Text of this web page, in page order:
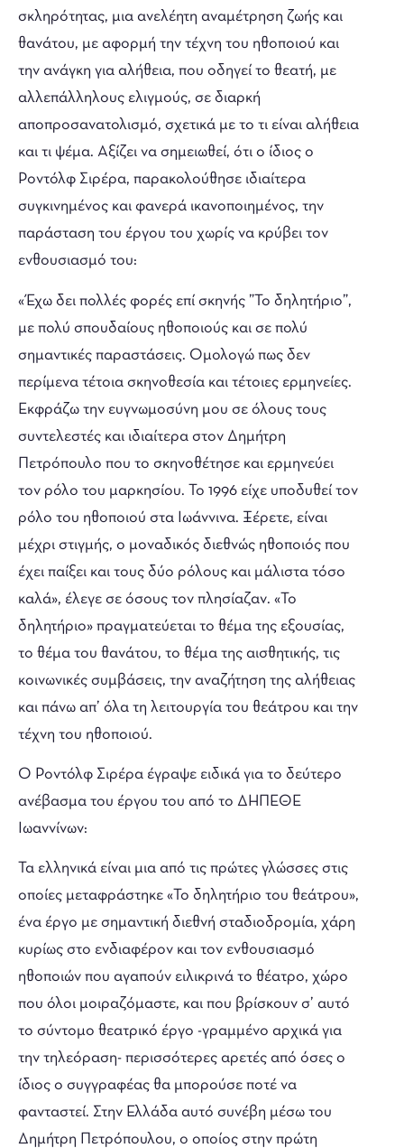
σκληρότητας, μια ανελέητη αναμέτρηση ζωής και
θανάτου, με αφορμή την τέχνη του ηθοποιού και
την ανάγκη για αλήθεια, που οδηγεί το θεατή, με
αλλεπάλληλους ελιγμούς, σε διαρκή
αποπροσανατολισμό, σχετικά με το τι είναι αλήθεια
και τι ψέμα. Αξίζει να σημειωθεί, ότι ο ίδιος ο
Ροντόλφ Σιρέρα, παρακολούθησε ιδιαίτερα
συγκινημένος και φανερά ικανοποιημένος, την
παράσταση του έργου του χωρίς να κρύβει τον
ενθουσιασμό του:
«Έχω δει πολλές φορές επί σκηνής ”Το δηλητήριο”,
με πολύ σπουδαίους ηθοποιούς και σε πολύ
σημαντικές παραστάσεις. Ομολογώ πως δεν
περίμενα τέτοια σκηνοθεσία και τέτοιες ερμηνείες.
Εκφράζω την ευγνωμοσύνη μου σε όλους τους
συντελεστές και ιδιαίτερα στον Δημήτρη
Πετρόπουλο που το σκηνοθέτησε και ερμηνεύει
τον ρόλο του μαρκησίου. Το 1996 είχε υποδυθεί τον
ρόλο του ηθοποιού στα Ιωάννινα. Ξέρετε, είναι
μέχρι στιγμής, ο μοναδικός διεθνώς ηθοποιός που
έχει παίξει και τους δύο ρόλους και μάλιστα τόσο
καλά», έλεγε σε όσους τον πλησίαζαν. «Το
δηλητήριο» πραγματεύεται το θέμα της εξουσίας,
το θέμα του θανάτου, το θέμα της αισθητικής, τις
κοινωνικές συμβάσεις, την αναζήτηση της αλήθειας
και πάνω απ’ όλα τη λειτουργία του θεάτρου και την
τέχνη του ηθοποιού.
Ο Ροντόλφ Σιρέρα έγραψε ειδικά για το δεύτερο
ανέβασμα του έργου του από το ΔΗΠΕΘΕ
Ιωαννίνων:
Τα ελληνικά είναι μια από τις πρώτες γλώσσες στις
οποίες μεταφράστηκε «Το δηλητήριο του θεάτρου»,
ένα έργο με σημαντική διεθνή σταδιοδρομία, χάρη
κυρίως στο ενδιαφέρον και τον ενθουσιασμό
ηθοποιών που αγαπούν ειλικρινά το θέατρο, χώρο
που όλοι μοιραζόμαστε, και που βρίσκουν σ’ αυτό
το σύντομο θεατρικό έργο -γραμμένο αρχικά για
την τηλεόραση- περισσότερες αρετές από όσες ο
ίδιος ο συγγραφέας θα μπορούσε ποτέ να
φανταστεί. Στην Ελλάδα αυτό συνέβη μέσω του
Δημήτρη Πετρόπουλου, ο οποίος στην πρώτη